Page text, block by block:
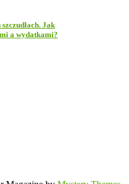
Jak
a wydatkami?